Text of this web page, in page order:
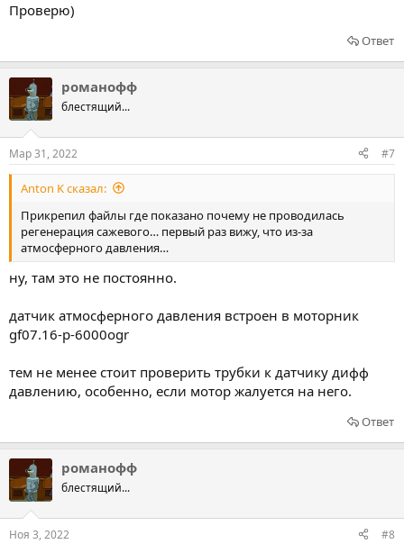
Проверю)
Ответ
романофф
блестящий...
Мар 31, 2022 #7
Anton K сказал:
Прикрепил файлы где показано почему не проводилась
регенерация сажевого… первый раз вижу, что из-за
атмосферного давления…
ну, там это не постоянно.
датчик атмосферного давления встроен в моторник
gf07.16-p-6000ogr
тем не менее стоит проверить трубки к датчику дифф
давлению, особенно, если мотор жалуется на него.
Ответ
романофф
блестящий...
Ноя 3, 2022 #8